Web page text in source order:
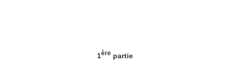
1ère partie